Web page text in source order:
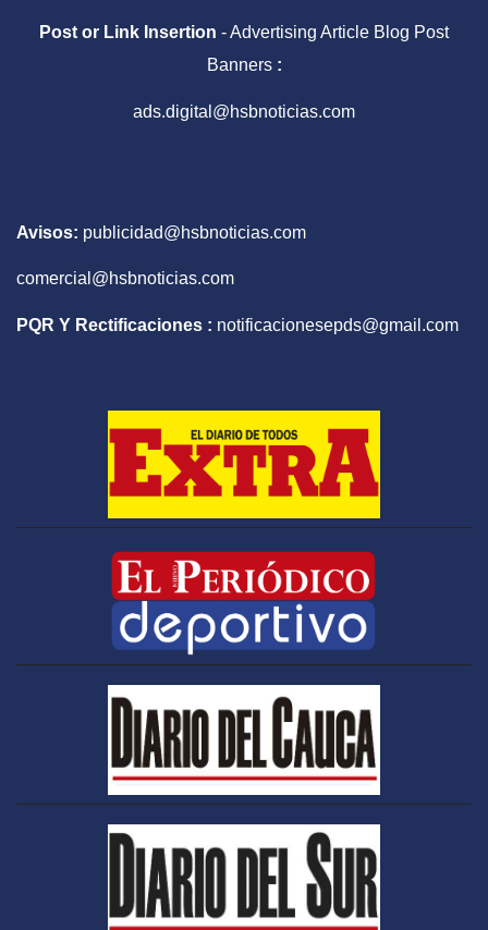
Post or Link Insertion - Advertising Article Blog Post
Banners :
ads.digital@hsbnoticias.com
Avisos: publicidad@hsbnoticias.com
comercial@hsbnoticias.com
PQR Y Rectificaciones : notificacionesepds@gmail.com